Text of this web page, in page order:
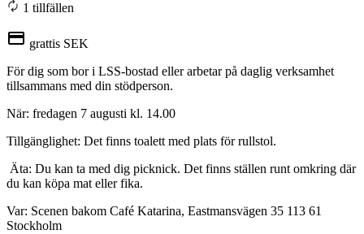
1 tillfällen
grattis SEK
För dig som bor i LSS-bostad eller arbetar på daglig verksamhet
tillsammans med din stödperson.
När: fredagen 7 augusti kl. 14.00
Tillgänglighet: Det finns toalett med plats för rullstol.
Äta: Du kan ta med dig picknick. Det finns ställen runt omkring där
du kan köpa mat eller fika.
Var: Scenen bakom Café Katarina, Eastmansvägen 35 113 61
Stockholm